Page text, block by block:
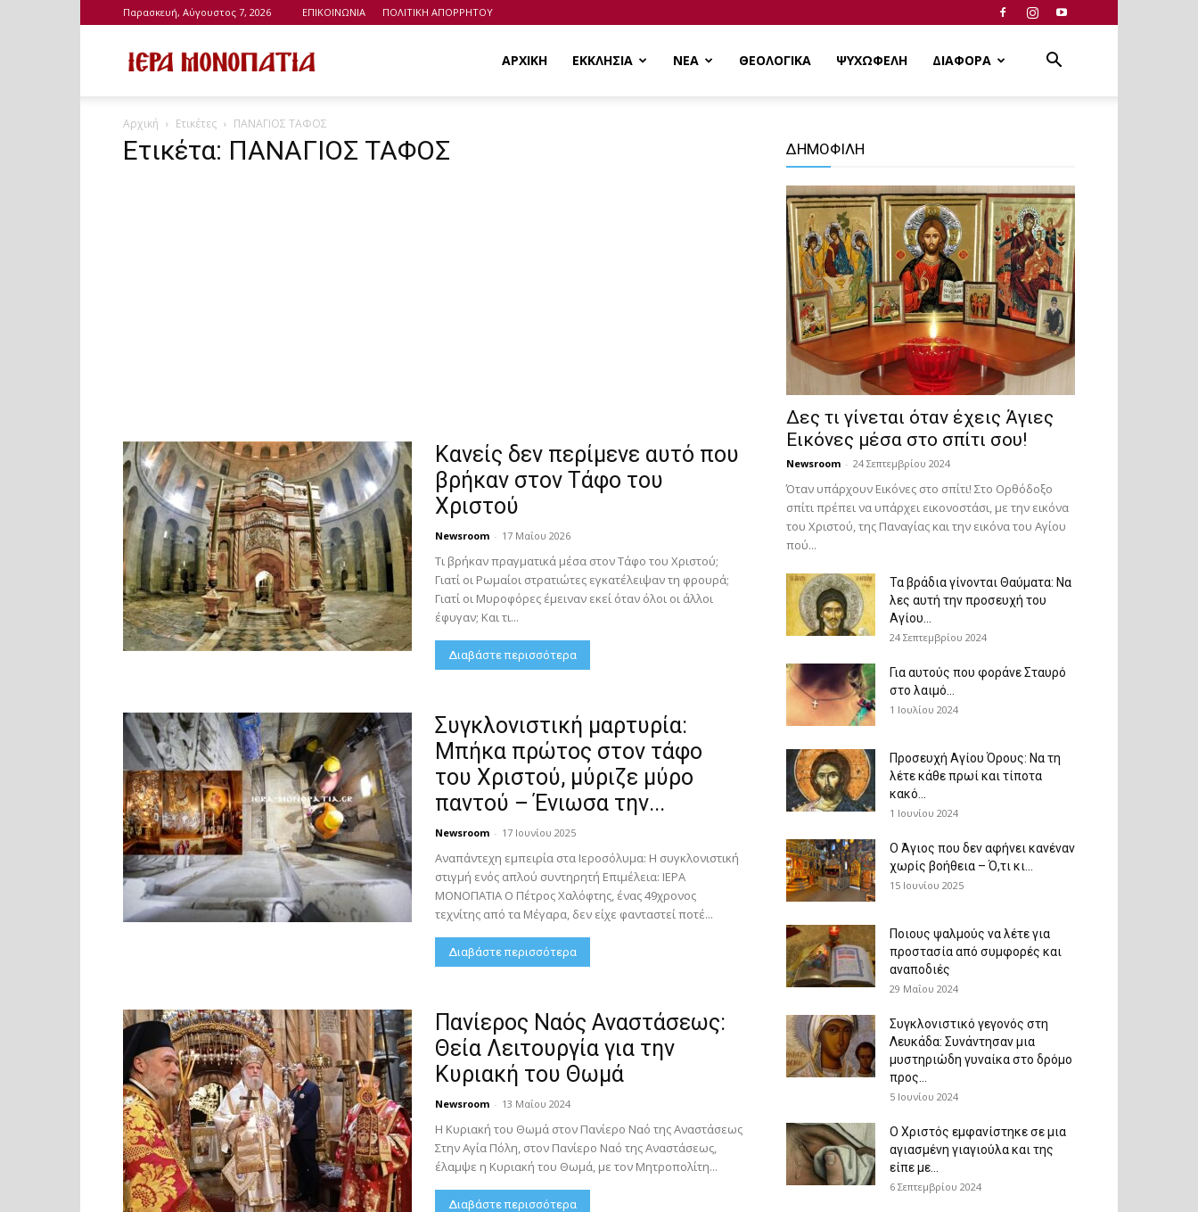
Παρασκευή, Αύγουστος 7, 2026 ΕΠΙΚΟΙΝΩΝΙΑ ΠΟΛΙΤΙΚΗ ΑΠΟΡΡΗΤΟΥ
Μονοπάτια
ΑΡΧΙΚΗ ΕΚΚΛΗΣΙΑ ΝΕΑ ΘΕΟΛΟΓΙΚΑ ΨΥΧΩΦΕΛΗ ΔΙΑΦΟΡΑ
Αρχική Ετικέτες ΠΑΝΑΓΙΟΣ ΤΑΦΟΣ
Ετικέτα: ΠΑΝΑΓΙΟΣ ΤΑΦΟΣ
Κανείς δεν περίμενε αυτό που
βρήκαν στον Τάφο του
Χριστού
Newsroom - 17 Μαΐου 2026
Τι βρήκαν πραγματικά μέσα στον Τάφο του Χριστού;
Γιατί οι Ρωμαίοι στρατιώτες εγκατέλειψαν τη φρουρά;
Γιατί οι Μυροφόρες έμειναν εκεί όταν όλοι οι άλλοι
έφυγαν; Και τι...
Διαβάστε περισσότερα
Συγκλονιστική μαρτυρία:
Μπήκα πρώτος στον τάφο
του Χριστού, μύριζε μύρο
παντού – Ένιωσα την...
Newsroom - 17 Ιουνίου 2025
Αναπάντεχη εμπειρία στα Ιεροσόλυμα: Η συγκλονιστική
στιγμή ενός απλού συντηρητή Επιμέλεια: ΙΕΡΑ
ΜΟΝΟΠΑΤΙΑ Ο Πέτρος Χαλόφτης, ένας 49χρονος
τεχνίτης από τα Μέγαρα, δεν είχε φανταστεί ποτέ...
Διαβάστε περισσότερα
Πανίερος Ναός Αναστάσεως:
Θεία Λειτουργία για την
Κυριακή του Θωμά
Newsroom - 13 Μαΐου 2024
Η Κυριακή του Θωμά στον Πανίερο Ναό της Αναστάσεως
Στην Αγία Πόλη, στον Πανίερο Ναό της Αναστάσεως,
έλαμψε η Κυριακή του Θωμά, με τον Μητροπολίτη...
Διαβάστε περισσότερα
ΔΗΜΟΦΙΛΗ
Δες τι γίνεται όταν έχεις Άγιες
Εικόνες μέσα στο σπίτι σου!
Newsroom - 24 Σεπτεμβρίου 2024
Όταν υπάρχουν Εικόνες στο σπίτι! Στο Ορθόδοξο
σπίτι πρέπει να υπάρχει εικονοστάσι, με την εικόνα
του Χριστού, της Παν­αγίας και την εικόνα του Αγίου
πού...
Τα βράδια γίνονται Θαύματα: Να
λες αυτή την προσευχή του
Αγίου...
24 Σεπτεμβρίου 2024
Για αυτούς που φοράνε Σταυρό
στο λαιμό…
1 Ιουλίου 2024
Προσευχή Αγίου Όρους: Να τη
λέτε κάθε πρωί και τίποτα
κακό...
1 Ιουνίου 2024
Ο Άγιος που δεν αφήνει κανέναν
χωρίς βοήθεια – Ό,τι κι...
15 Ιουνίου 2025
Ποιους ψαλμούς να λέτε για
προστασία από συμφορές και
αναποδιές
29 Μαΐου 2024
Συγκλονιστικό γεγονός στη
Λευκάδα: Συνάντησαν μια
μυστηριώδη γυναίκα στο δρόμο
προς...
5 Ιουνίου 2024
Ο Χριστός εμφανίστηκε σε μια
αγιασμένη γιαγιούλα και της
είπε με...
6 Σεπτεμβρίου 2024